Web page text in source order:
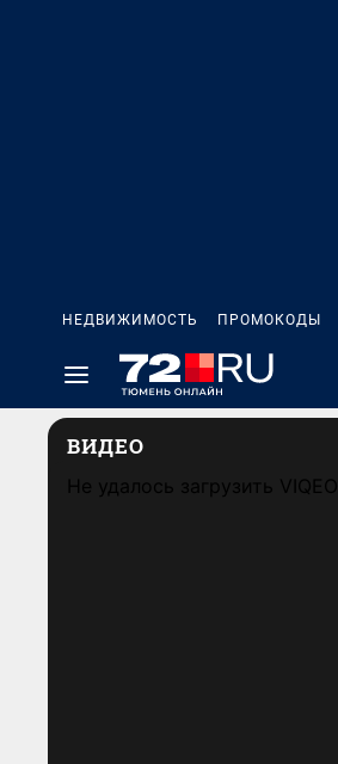
НЕДВИЖИМОСТЬ ПРОМОКОДЫ
ВИДЕО
Не удалось загрузить VIQEO